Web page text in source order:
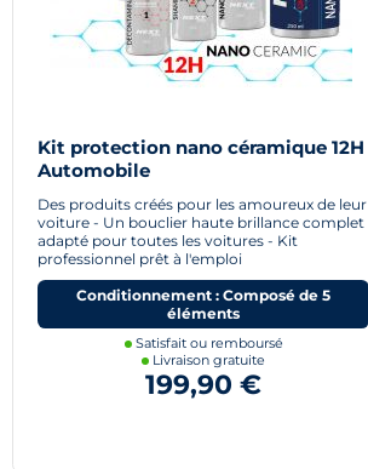
Kit protection nano céramique 12H
Automobile
Des produits créés pour les amoureux de leur
voiture - Un bouclier haute brillance complet
adapté pour toutes les voitures - Kit
professionnel prêt à l'emploi
Conditionnement : Composé de 5
éléments
Satisfait ou remboursé
Livraison gratuite
199,90 €